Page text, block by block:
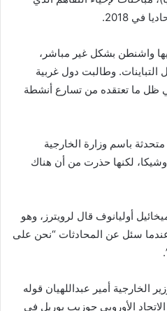
في 2018.
واشنطن بشكل غير مباشر،
وطالبت دول غربية
ظل ما تعتقده من تسارع أنشطة
باسم وزارة الخارجية
وشيكا، لكنها حذرت من أن هناك
أوليانوف قال لرويترز، وهو
عندما سئل عن المحادثات “نحن على
الخارجية أمير عبداللهيان قوله
الأوروبي جوزيب بوريل في